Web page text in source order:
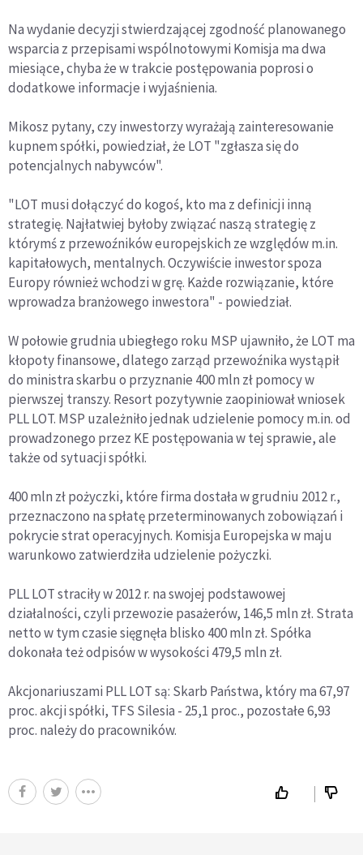
Na wydanie decyzji stwierdzającej zgodność planowanego
wsparcia z przepisami wspólnotowymi Komisja ma dwa
miesiące, chyba że w trakcie postępowania poprosi o
dodatkowe informacje i wyjaśnienia.
Mikosz pytany, czy inwestorzy wyrażają zainteresowanie
kupnem spółki, powiedział, że LOT "zgłasza się do
potencjalnych nabywców".
"LOT musi dołączyć do kogoś, kto ma z definicji inną
strategię. Najłatwiej byłoby związać naszą strategię z
którymś z przewoźników europejskich ze względów m.in.
kapitałowych, mentalnych. Oczywiście inwestor spoza
Europy również wchodzi w grę. Każde rozwiązanie, które
wprowadza branżowego inwestora" - powiedział.
W połowie grudnia ubiegłego roku MSP ujawniło, że LOT ma
kłopoty finansowe, dlatego zarząd przewoźnika wystąpił
do ministra skarbu o przyznanie 400 mln zł pomocy w
pierwszej transzy. Resort pozytywnie zaopiniował wniosek
PLL LOT. MSP uzależniło jednak udzielenie pomocy m.in. od
prowadzonego przez KE postępowania w tej sprawie, ale
także od sytuacji spółki.
400 mln zł pożyczki, które firma dostała w grudniu 2012 r.,
przeznaczono na spłatę przeterminowanych zobowiązań i
pokrycie strat operacyjnych. Komisja Europejska w maju
warunkowo zatwierdziła udzielenie pożyczki.
PLL LOT straciły w 2012 r. na swojej podstawowej
działalności, czyli przewozie pasażerów, 146,5 mln zł. Strata
netto w tym czasie sięgnęła blisko 400 mln zł. Spółka
dokonała też odpisów w wysokości 479,5 mln zł.
Akcjonariuszami PLL LOT są: Skarb Państwa, który ma 67,97
proc. akcji spółki, TFS Silesia - 25,1 proc., pozostałe 6,93
proc. należy do pracowników.